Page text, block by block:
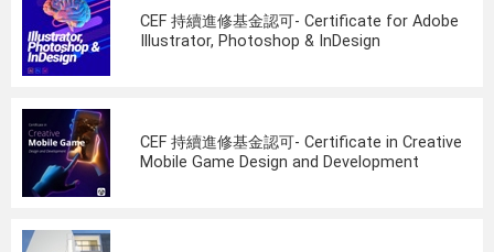
CEF 持續進修基金認可- Certificate for Adobe
Illustrator, Photoshop & InDesign
CEF 持續進修基金認可- Certificate in Creative
Mobile Game Design and Development